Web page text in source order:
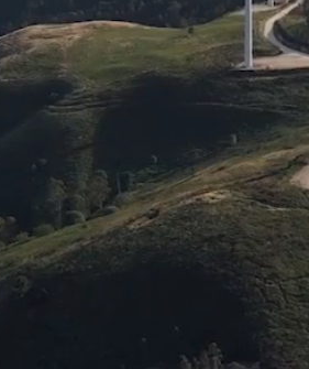
Simuler mon projet Nos